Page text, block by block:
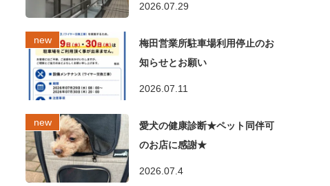
2026.07.29
梅田営業所駐車場利用停止のお
知らせとお願い
2026.07.11
愛犬の健康診断★ペット同伴可
のお店に感謝★
2026.07.4